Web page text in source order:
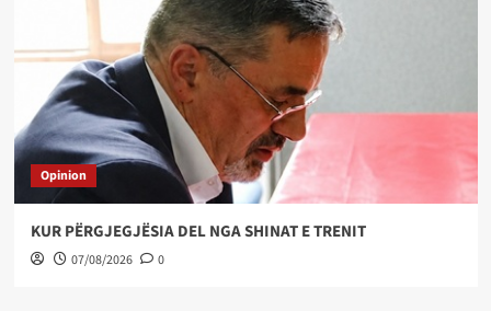
Opinion
KUR PËRGJEGJËSIA DEL NGA SHINAT E TRENIT
07/08/2026 0